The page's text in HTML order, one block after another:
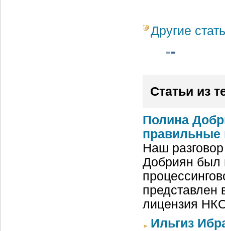
Другие
Статьи из
Полина
Наш
Добриян был
представлен
лицензия
Ильгиз